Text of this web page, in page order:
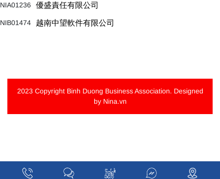
NIA01236 優盛責任有限公司
NIB01474 越南中望軟件有限公司
2023 Copyright Binh Duong Business Association. Designed
by Nina.vn